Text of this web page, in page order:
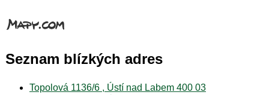
Seznam blízkých adres
Topolová 1136/6 , Ústí nad Labem 400 03